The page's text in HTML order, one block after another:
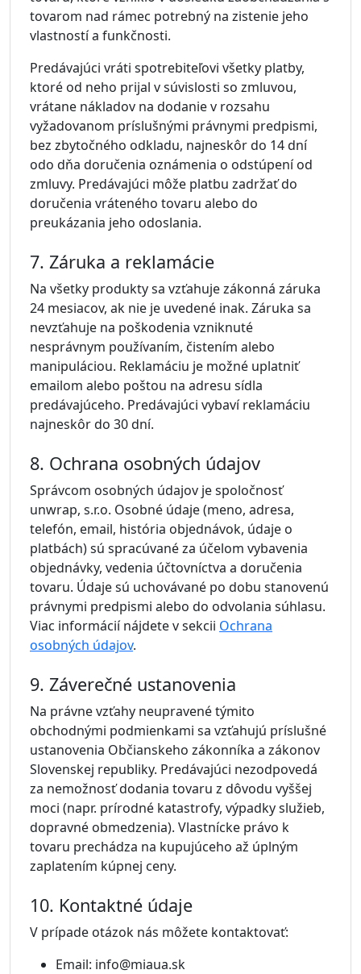
tovarom nad rámec potrebný na zistenie jeho
vlastností a funkčnosti.
Predávajúci vráti spotrebiteľovi všetky platby,
ktoré od neho prijal v súvislosti so zmluvou,
vrátane nákladov na dodanie v rozsahu
vyžadovanom príslušnými právnymi predpismi,
bez zbytočného odkladu, najneskôr do 14 dní
odo dňa doručenia oznámenia o odstúpení od
zmluvy. Predávajúci môže platbu zadržať do
doručenia vráteného tovaru alebo do
preukázania jeho odoslania.
7. Záruka a reklamácie
Na všetky produkty sa vzťahuje zákonná záruka
24 mesiacov, ak nie je uvedené inak. Záruka sa
nevzťahuje na poškodenia vzniknuté
nesprávnym používaním, čistením alebo
manipuláciou. Reklamáciu je možné uplatniť
emailom alebo poštou na adresu sídla
predávajúceho. Predávajúci vybaví reklamáciu
najneskôr do 30 dní.
8. Ochrana osobných údajov
Správcom osobných údajov je spoločnosť
unwrap, s.r.o. Osobné údaje (meno, adresa,
telefón, email, história objednávok, údaje o
platbách) sú spracúvané za účelom vybavenia
objednávky, vedenia účtovníctva a doručenia
tovaru. Údaje sú uchovávané po dobu stanovenú
právnymi predpismi alebo do odvolania súhlasu.
Viac informácií nájdete v sekcii Ochrana
osobných údajov.
9. Záverečné ustanovenia
Na právne vzťahy neupravené týmito
obchodnými podmienkami sa vzťahujú príslušné
ustanovenia Občianskeho zákonníka a zákonov
Slovenskej republiky. Predávajúci nezodpovedá
za nemožnosť dodania tovaru z dôvodu vyššej
moci (napr. prírodné katastrofy, výpadky služieb,
dopravné obmedzenia). Vlastnícke právo k
tovaru prechádza na kupujúceho až úplným
zaplatením kúpnej ceny.
10. Kontaktné údaje
V prípade otázok nás môžete kontaktovať:
Email: info@miaua.sk